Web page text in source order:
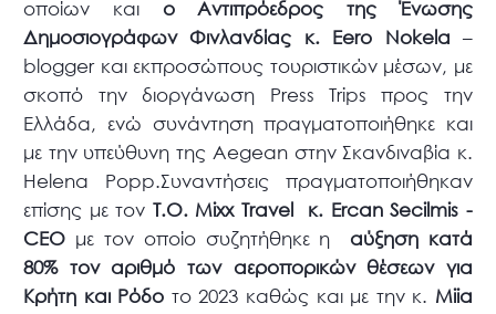
οποίων και ο Αντιπρόεδρος της Ένωσης
Δημοσιογράφων Φινλανδίας κ. Eero Nokela –
blogger και εκπροσώπους τουριστικών μέσων, με
σκοπό την διοργάνωση Press Trips προς την
Ελλάδα, ενώ συνάντηση πραγματοποιήθηκε και
με την υπεύθυνη της Aegean στην Σκανδιναβία κ.
Helena Popp.Συναντήσεις πραγματοποιήθηκαν
επίσης με τον Τ.Ο. Mixx Travel κ. Ercan Secilmis -
CEO με τον οποίο συζητήθηκε η αύξηση κατά
80% τον αριθμό των αεροπορικών θέσεων για
Κρήτη και Ρόδο το 2023 καθώς και με την κ. Miia